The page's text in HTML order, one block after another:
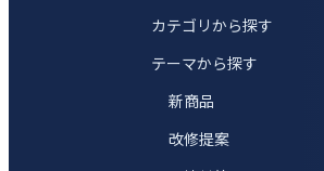
カテゴリから探す
テーマから探す
新商品
改修提案